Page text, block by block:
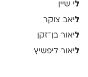
לי שיין
ליאב צוקר
ליאור בן־זקן
ליאור ליפשיץ